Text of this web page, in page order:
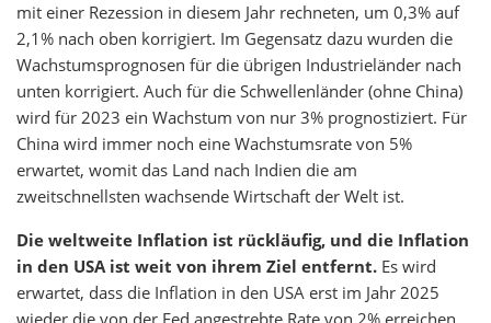
mit einer Rezession in diesem Jahr rechneten, um 0,3% auf
2,1% nach oben korrigiert. Im Gegensatz dazu wurden die
Wachstumsprognosen für die übrigen Industrieländer nach
unten korrigiert. Auch für die Schwellenländer (ohne China)
wird für 2023 ein Wachstum von nur 3% prognostiziert. Für
China wird immer noch eine Wachstumsrate von 5%
erwartet, womit das Land nach Indien die am
zweitschnellsten wachsende Wirtschaft der Welt ist.
Die weltweite Inflation ist rückläufig, und die Inflation
in den USA ist weit von ihrem Ziel entfernt. Es wird
erwartet, dass die Inflation in den USA erst im Jahr 2025
wieder die von der Fed angestrebte Rate von 2% erreichen